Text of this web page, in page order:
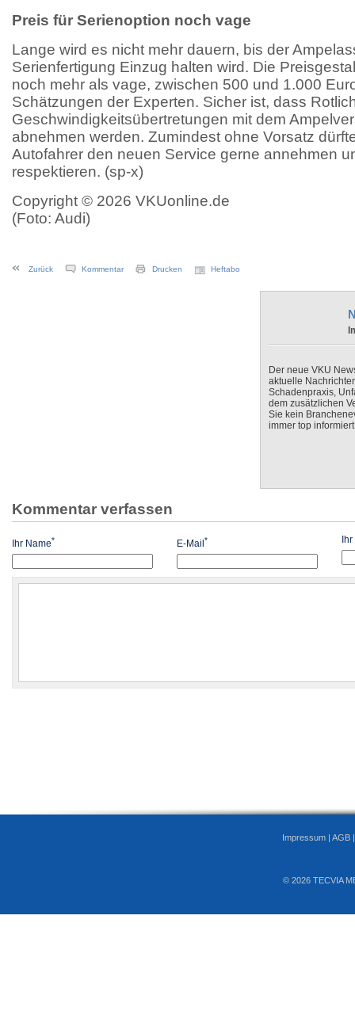
Preis für Serienoption noch vage
Lange wird es nicht mehr dauern, bis der
Serienfertigung Einzug halten wird. Die
noch mehr als vage, zwischen 500 und 1.000
Schätzungen der Experten. Sicher ist, dass
Geschwindigkeitsübertretungen mit dem
abnehmen werden. Zumindest ohne Vorsatz
Autofahrer den neuen Service gerne annehmen
respektieren. (sp-x)
Copyright © 2026 VKUonline.de
(Foto: Audi)
Zurück Kommentar Drucken Heftabo
Der neue VKU
aktuelle
Schadenpraxis,
dem zusätzlichen
Sie kein
immer top
Kommentar verfassen
Ihr Name* E-Mail* Ihr
Impressum | AGB
© 2026 TECVIA